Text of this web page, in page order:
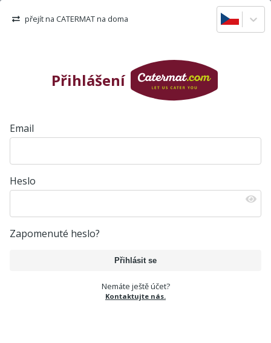
přejít na CATERMAT na doma
Přihlášení
Email
Heslo
Zapomenuté heslo?
Nemáte ještě účet?
Kontaktujte nás.